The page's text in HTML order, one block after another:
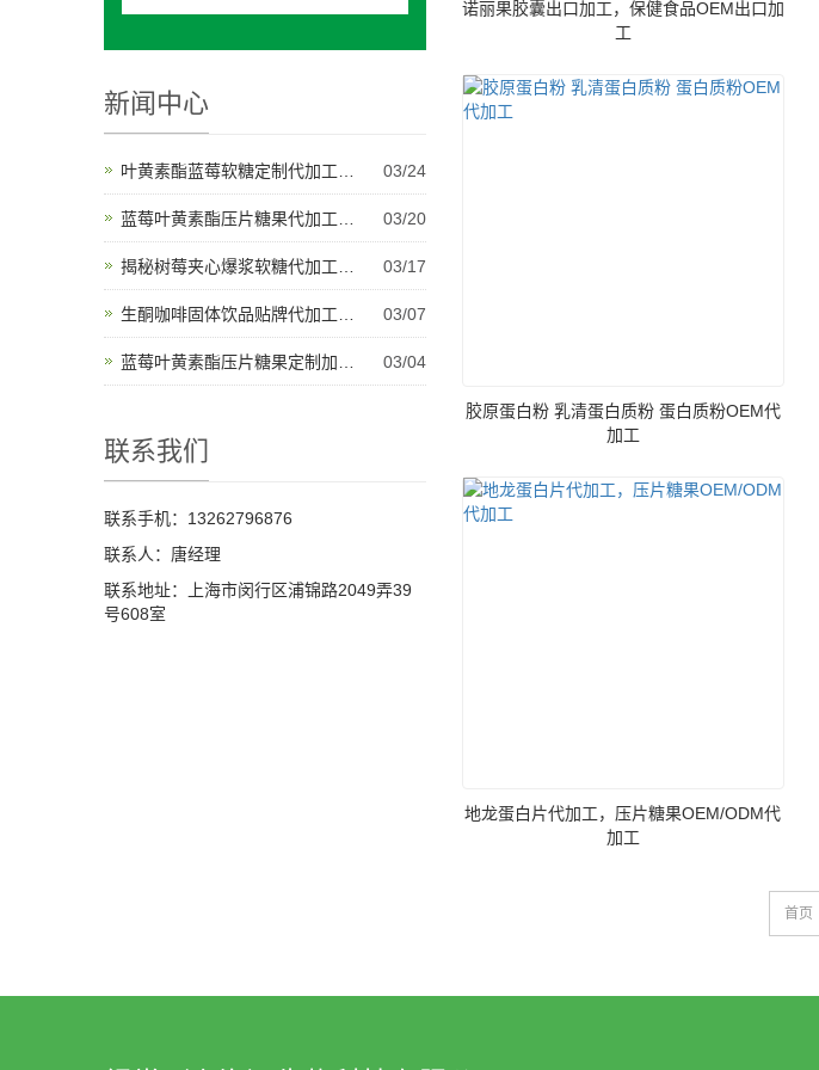
诺丽果胶囊出口加工，保健食品OEM出口加
工
胶原蛋白粉 乳清蛋白质粉 蛋白质粉OEM代
加工
地龙蛋白片代加工，压片糖果OEM/ODM代
加工
首页
新闻中心
03/24
03/20
03/17
03/07
03/04
联系我们
联系手机：13262796876
联系人：唐经理
联系地址：上海市闵行区浦锦路2049弄39
号608室